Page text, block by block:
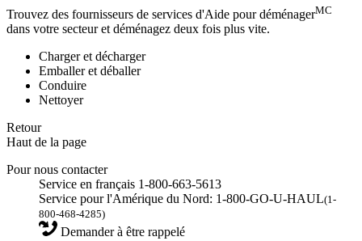
Trouvez des fournisseurs de services d'Aide pour déménagerMC
dans votre secteur et déménagez deux fois plus vite.
Charger et décharger
Emballer et déballer
Conduire
Nettoyer
Retour
Haut de la page
Pour nous contacter
Service en français 1-800-663-5613
Service pour l'Amérique du Nord: 1-800-GO-U-HAUL(1-
800-468-4285)
Demander à être rappelé